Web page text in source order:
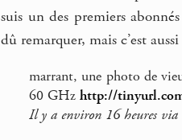
suis un des premiers
dû remarquer, mais c’est
marrant, une photo de
60 GHz http://
Il y a environ 16 heures via